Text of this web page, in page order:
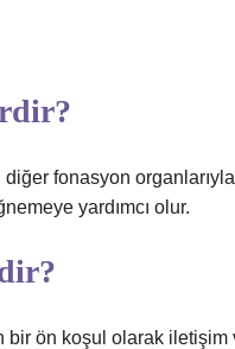
fonasyon
yardımcı olur.
ön koşul olarak